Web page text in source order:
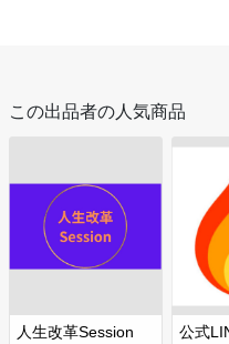
この出品者の人気商品
人生改革Session